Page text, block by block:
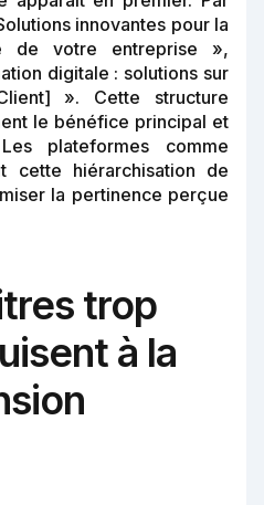
innovantes pour la
de votre entreprise »,
digitale : solutions sur
». Cette structure
le bénéfice principal et
plateformes comme
cette hiérarchisation de
la pertinence perçue
trop
à la